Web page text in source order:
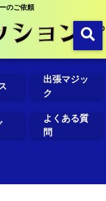
のご依頼
出張マジッ
ク
よくある質
問